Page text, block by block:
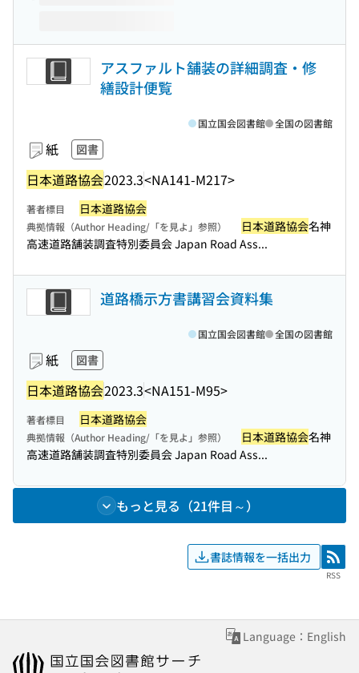
アスファルト舗装の詳細調査・修
繕設計便覧
紙 図書
日本道路協会2023.3<NA141-M217>
国立国会図書館 全国の図書館
著者標目 日本道路協会
典拠情報（Author Heading/「を見よ」参照） 日本道路協会名神
高速道路舗装調査特別委員会 Japan Road Ass...
道路橋示方書講習会資料集
紙 図書
日本道路協会2023.3<NA151-M95>
国立国会図書館 全国の図書館
著者標目 日本道路協会
典拠情報（Author Heading/「を見よ」参照） 日本道路協会名神
高速道路舗装調査特別委員会 Japan Road Ass...
もっと見る（21件目～）
書誌情報を一括出力 RSS
RSS
Language：English